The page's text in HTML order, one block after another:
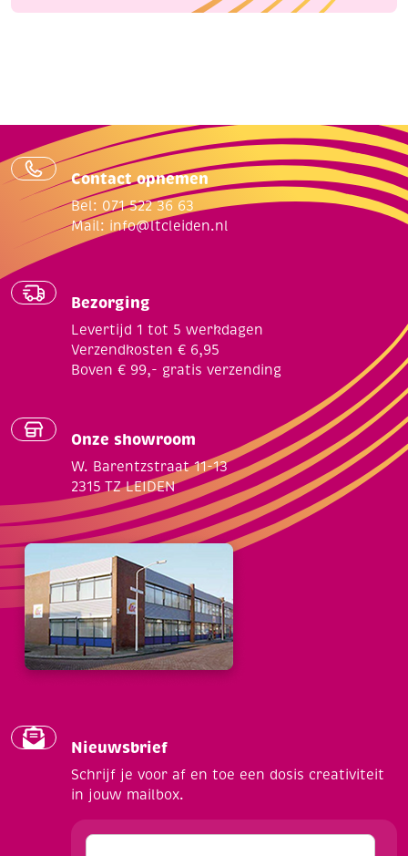
Contact opnemen
Bel: 071 522 36 63
Mail: info@ltcleiden.nl
Bezorging
Levertijd 1 tot 5 werkdagen
Verzendkosten € 6,95
Boven € 99,- gratis verzending
Onze showroom
W. Barentzstraat 11-13
2315 TZ LEIDEN
Nieuwsbrief
Schrijf je voor af en toe een dosis creativiteit
in jouw mailbox.